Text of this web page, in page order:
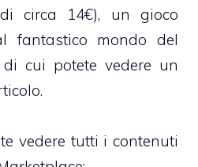
di circa 14€), un gioco
fantastico mondo del
di cui potete vedere un
vedere tutti i contenuti